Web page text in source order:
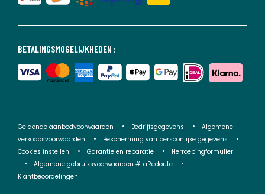
BETALINGSMOGELIJKHEDEN :
Geldende aanbodvoorwaarden Bedrijfsgegevens
Algemene
verkoopsvoorwaarden
Bescherming van persoonlijke gegevens
Cookies instellen
Garantie en reparatie
Herroepingformulier
Algemene gebruiksvoorwaarden #LaRedoute
Klantbeoordelingen